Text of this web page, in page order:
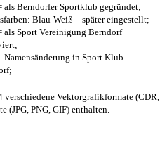
als Berndorfer Sportklub gegründet;
Blau-Weiß – später eingestellt;
als Sport Vereinigung Berndorf
Namensänderung in Sport Klub
Vektorgrafikformate (CDR,
(JPG, PNG, GIF) enthalten.